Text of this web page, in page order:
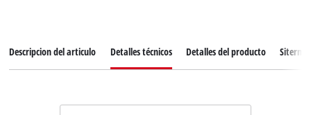
Descripcion del articulo Detalles técnicos Detalles del producto